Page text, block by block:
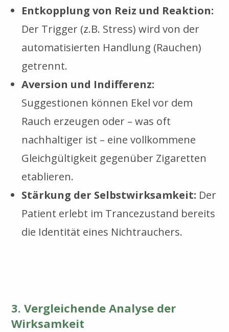
Entkopplung von Reiz und Reaktion:
Der Trigger (z.B. Stress) wird von der
automatisierten Handlung (Rauchen)
getrennt.
Aversion und Indifferenz:
Suggestionen können Ekel vor dem
Rauch erzeugen oder – was oft
nachhaltiger ist – eine vollkommene
Gleichgültigkeit gegenüber Zigaretten
etablieren.
Stärkung der Selbstwirksamkeit: Der
Patient erlebt im Trancezustand bereits
die Identität eines Nichtrauchers.
3. Vergleichende Analyse der
Wirksamkeit